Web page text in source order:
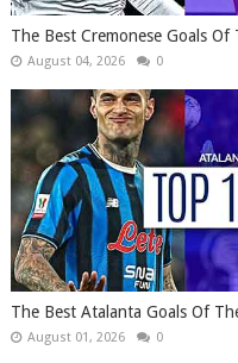
The Best Cremonese Goals
August 04, 2026 0
The Best Atalanta Goals Of
August 01, 2026 0